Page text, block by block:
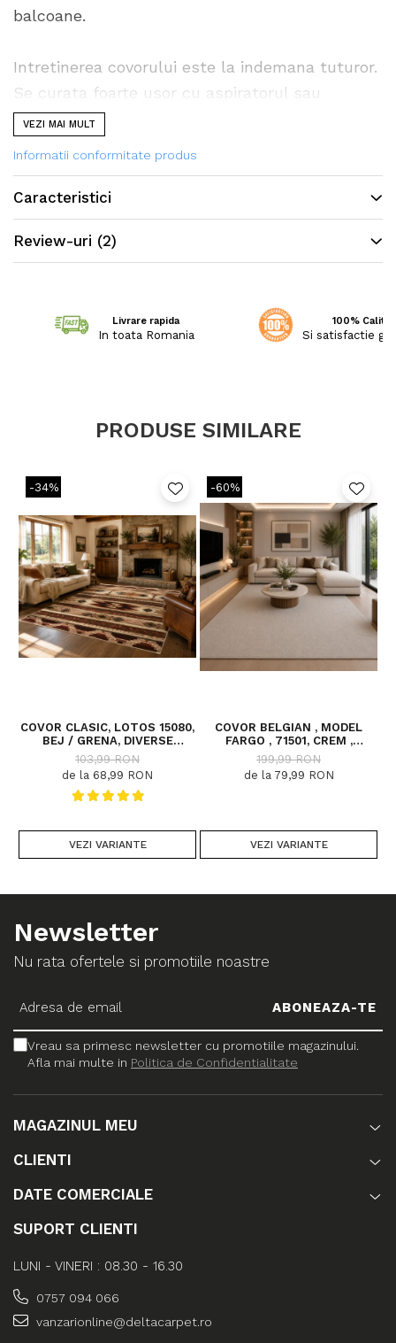
balcoane.
Intretinerea covorului este la indemana tuturor.
Se curata foarte usor cu aspiratorul sau
matura.
VEZI MAI MULT
Informatii conformitate produs
Caracteristici
Review-uri (2)
Livrare rapida
In toata Romania
100%
Si satisfactie
PRODUSE SIMILARE
-34%
COVOR CLASIC, LOTOS 15080,
BEJ / GRENA, DIVERSE
DIMENSIUNI
103,99 RON
de la 68,99 RON
VEZI VARIANTE
-60%
COVOR BELGIAN , MODEL
FARGO , 71501, CREM ,
DIVERSE DIMENSIUNI
199,99 RON
de la 79,99 RON
VEZI VARIANTE
Newsletter
Nu rata ofertele si promotiile noastre
Vreau sa primesc newsletter cu promotiile magazinului.
Afla mai multe in Politica de Confidentialitate
MAGAZINUL MEU
CLIENTI
DATE COMERCIALE
SUPORT CLIENTI
LUNI - VINERI : 08.30 - 16.30
0757 094 066
vanzarionline@deltacarpet.ro